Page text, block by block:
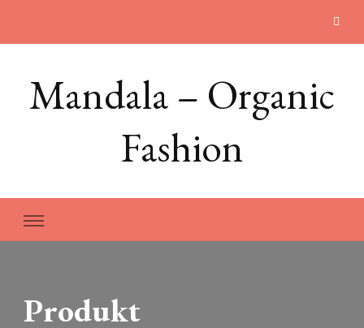
Mandala – Organic
Fashion
Produkt